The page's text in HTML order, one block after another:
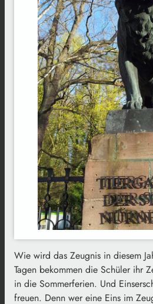
Wie wird das Zeugnis in diesem
Tagen bekommen die Schüler ihr
in die Sommerferien. Und
freuen. Denn wer eine Eins im